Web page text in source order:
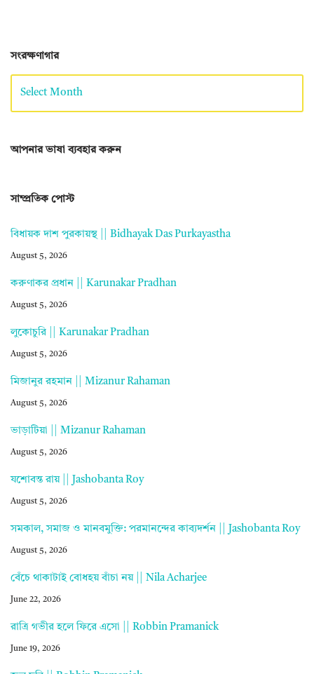
সংরক্ষণাগার
আপনার ভাষা ব্যবহার করুন
সাম্প্রতিক পোস্ট
বিধায়ক দাশ পুরকায়স্থ || Bidhayak Das Purkayastha
August 5, 2026
করুণাকর প্রধান || Karunakar Pradhan
August 5, 2026
লুকোচুরি || Karunakar Pradhan
August 5, 2026
মিজানুর রহমান || Mizanur Rahaman
August 5, 2026
ভাড়াটিয়া || Mizanur Rahaman
August 5, 2026
যশোবন্ত রায় || Jashobanta Roy
August 5, 2026
সমকাল, সমাজ ও মানবমুক্তি: পরমানন্দের কাব্যদর্শন || Jashobanta Roy
August 5, 2026
বেঁচে থাকাটাই বোধহয় বাঁচা নয় || Nila Acharjee
June 22, 2026
রাত্রি গভীর হলে ফিরে এসো || Robbin Pramanick
June 19, 2026